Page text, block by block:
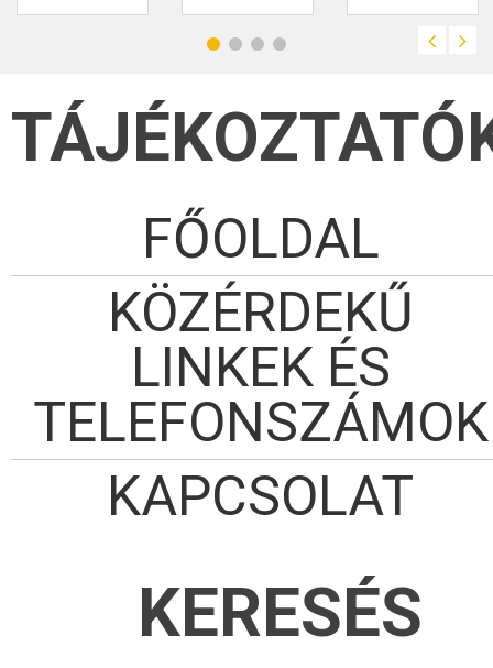
jobban szeretjük, s
FŐOLDAL
KÖZÉRDEKŰ
LINKEK ÉS
TELEFONSZÁMOK
KAPCSOLAT
KERESÉS